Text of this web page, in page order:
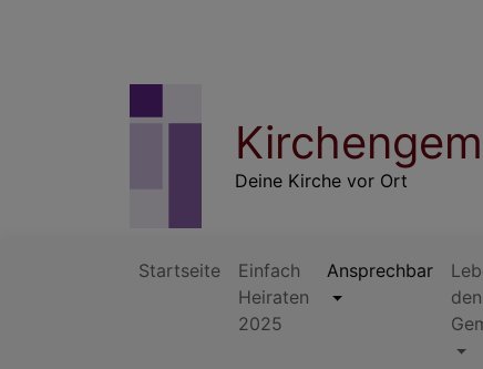
Deine Kirche vor Ort
Hauptnavigation
Startseite
Einfach
Heiraten
2025
Ansprechbar
den